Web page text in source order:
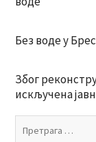
Без воде у
Због
искључена